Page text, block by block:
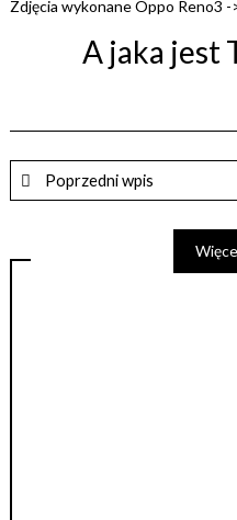
Zdjęcia wykonane Oppo Reno3 -
A jaka jest
Poprzedni wpis